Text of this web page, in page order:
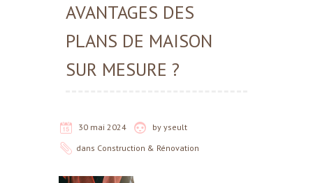
AVANTAGES DES
PLANS DE MAISON
SUR MESURE ?
30 mai 2024 by yseult
dans Construction & Rénovation